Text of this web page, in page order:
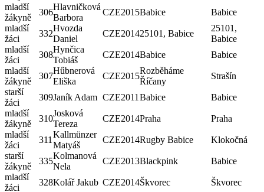
mladší
žákyně
306
Hlavničková
Barbora
CZE2015Babice
Babice
mladší
žáci
332
Hvozda
Daniel
CZE201425101, Babice
25101,
Babice
mladší
žáci
308
Hynčica
Tobiáš
CZE2014Babice
Babice
mladší
žákyně
307
Hűbnerová
Eliška
CZE2015
Rozběháme
Říčany
Strašín
starší
žáci
309Janík Adam CZE2011 Babice
Babice
mladší
žákyně
310
Josková
Tereza
CZE2014Praha
Praha
mladší
žáci
311
Kallmünzer
Matyáš
CZE2014Rugby Babice
Klokočná
starší
žákyně
335
Kolmanová
Nela
CZE2013Blackpink
Babice
mladší
žáci
328Kolář Jakub CZE2014Škvorec
Škvorec